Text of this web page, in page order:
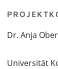
Dr. Anja
Universität